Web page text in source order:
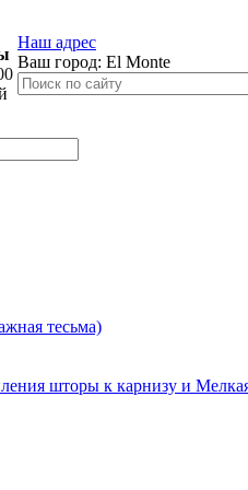
Наш адрес
Ваш город: El Monte
тесьма)
шторы к карнизу и